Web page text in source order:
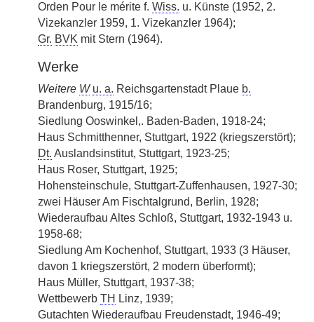
Orden Pour le mérite f. Wiss. u. Künste (1952, 2.
Vizekanzler 1959, 1. Vizekanzler 1964);
Gr. BVK mit Stern (1964).
Werke
Weitere W u. a. Reichsgartenstadt Plaue b.
Brandenburg, 1915/16;
Siedlung Ooswinkel,. Baden-Baden, 1918-24;
Haus Schmitthenner, Stuttgart, 1922 (kriegszerstört);
Dt. Auslandsinstitut, Stuttgart, 1923-25;
Haus Roser, Stuttgart, 1925;
Hohensteinschule, Stuttgart-Zuffenhausen, 1927-30;
zwei Häuser Am Fischtalgrund, Berlin, 1928;
Wiederaufbau Altes Schloß, Stuttgart, 1932-1943 u.
1958-68;
Siedlung Am Kochenhof, Stuttgart, 1933 (3 Häuser,
davon 1 kriegszerstört, 2 modern überformt);
Haus Müller, Stuttgart, 1937-38;
Wettbewerb TH Linz, 1939;
Gutachten Wiederaufbau Freudenstadt, 1946-49;